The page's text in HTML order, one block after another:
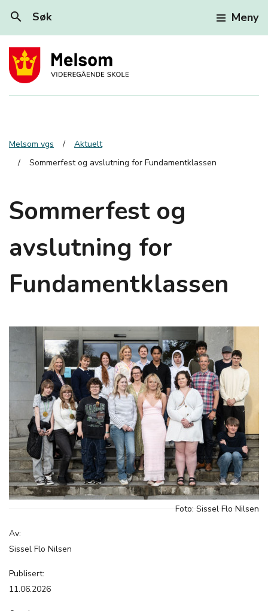
search Søk Meny
Melsom vgs
Aktuelt
Sommerfest og avslutning for Fundamentklassen
Sommerfest og
avslutning for
Fundamentklassen
Foto: Sissel Flo Nilsen
Av:
Sissel Flo Nilsen
Publisert:
11.06.2026